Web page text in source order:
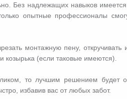
Без надлежащих навыков имеется
опытные профессионалы
монтажную пену,
козырька (если таковые имеются).
то лучшим решением
избавив вас от любых забот.